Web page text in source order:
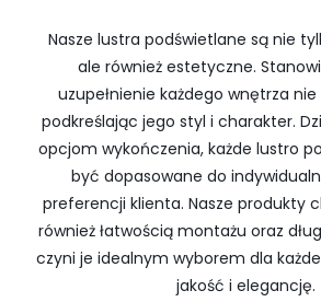
Nasze lustra podświetlane są nie
ale również estetyczne.
uzupełnienie każdego wnętrza nie
podkreślając jego styl i charakter.
opcjom wykończenia, każde lustro
być dopasowane do
preferencji klienta. Nasze produkty
również łatwością montażu oraz
czyni je idealnym wyborem dla
jakość i elegancję.